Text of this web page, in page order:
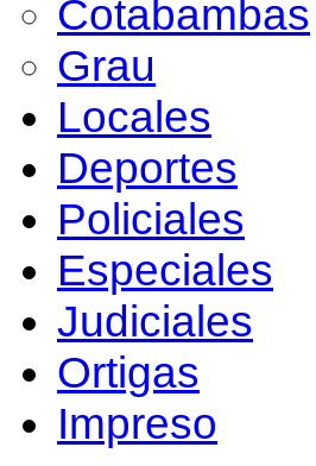
Cotabambas
Grau
Locales
Deportes
Policiales
Especiales
Judiciales
Ortigas
Impreso